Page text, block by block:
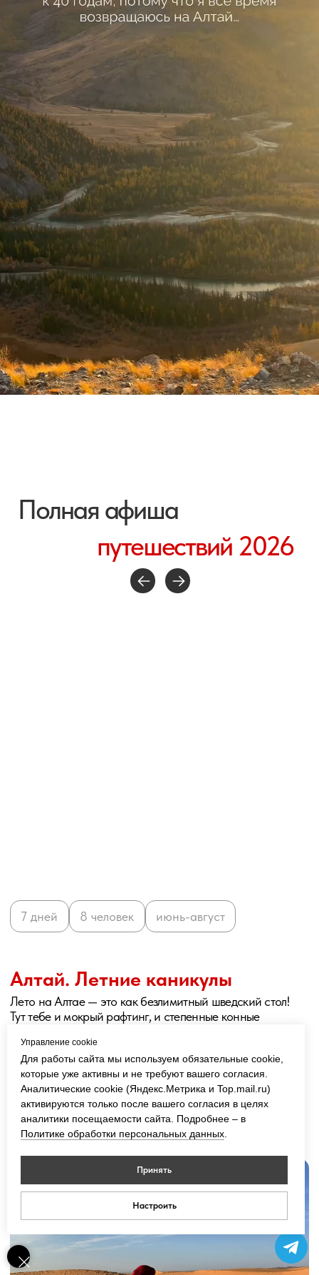
Управление cookie
Для работы сайта мы используем обязательные cookie,
которые уже активны и не требуют вашего согласия.
Аналитические cookie (Яндекс.Метрика и Top.mail.ru)
активируются только после вашего согласия в целях
аналитики посещаемости сайта. Подробнее – в
Политике обработки персональных данных.
Принять
Настроить